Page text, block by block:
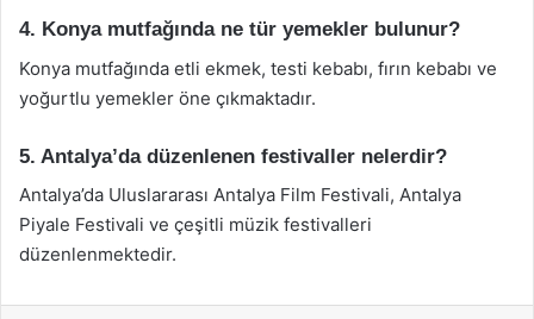
4. Konya mutfağında ne tür yemekler bulunur?
Konya mutfağında etli ekmek, testi kebabı, fırın kebabı ve
yoğurtlu yemekler öne çıkmaktadır.
5. Antalya’da düzenlenen festivaller nelerdir?
Antalya’da Uluslararası Antalya Film Festivali, Antalya
Piyale Festivali ve çeşitli müzik festivalleri
düzenlenmektedir.